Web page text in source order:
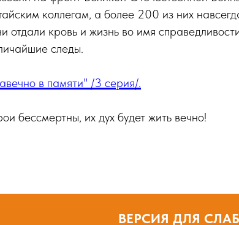
коллегам, а более 200 из них
отдали кровь и жизнь во имя
следы.
в памяти" /3 серия/.
бессмертны, их дух будет жить вечно!
ВЕРСИЯ ДЛЯ